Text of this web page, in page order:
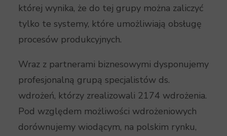
której wynika, że do tej grupy można zaliczyć
tylko te systemy, które umożliwiają obsługę
procesów produkcyjnych.
Wraz z partnerami biznesowymi dysponujemy
profesjonalną grupą specjalistów ds.
wdrożeń, którzy zrealizowali 2174 wdrożenia.
Pod względem możliwości wdrożeniowych
dorównujemy wiodącym, na polskim rynku,